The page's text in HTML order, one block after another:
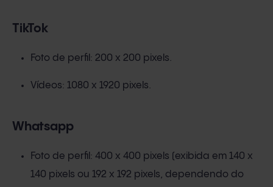
TikTok
Foto de perfil: 200 x 200 pixels.
Vídeos: 1080 x 1920 pixels.
Whatsapp
Foto de perfil: 400 x 400 pixels (exibida em 140 x
140 pixels ou 192 x 192 pixels, dependendo do